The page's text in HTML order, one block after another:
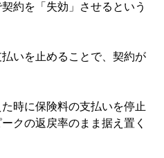
約を「失効」させるという
払いを止めることで、契約が
時に保険料の支払いを停止
クの返戻率のまま据え置く